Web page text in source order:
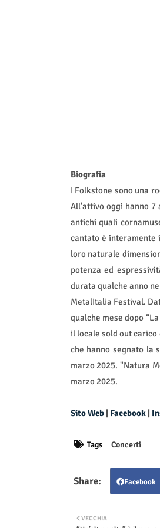
Biografia
I Folkstone sono una
All'attivo oggi hanno 7
antichi quali
cantato è
loro naturale
potenza ed
durata qualche anno
MetalItalia Festival.
qualche mese dopo
il locale sold out carico
che hanno segnato la
marzo 2025. "Natura
marzo 2025.
Sito Web| Facebook|
Tags Concerti
Facebook
VECCHIA